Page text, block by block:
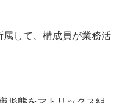
して、構成員が業務活